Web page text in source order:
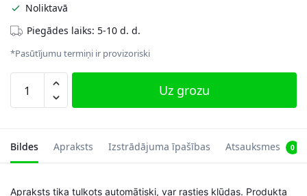
Noliktavā
Piegādes laiks: 5-10 d. d.
*Pasūtījumu termiņi ir provizoriski
līmeņu
melns
daudzums
Uz grozu
Bildes Apraksts Izstrādājuma īpašības Atsauksmes 0
Apraksts tika tulkots automātiski, var rasties kļūdas. Produkta